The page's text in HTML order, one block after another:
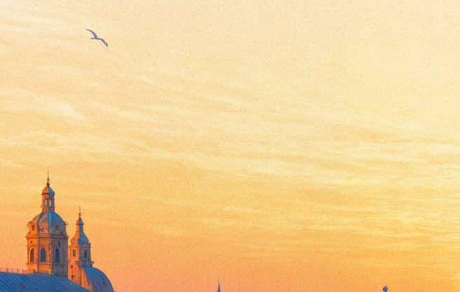
лекции
книги